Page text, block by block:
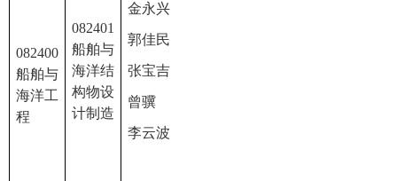
082400
船舶与
海洋工
程
082401
船舶与
海洋结
构物设
计制造
金永兴
郭佳民
张宝吉
曾骥
李云波